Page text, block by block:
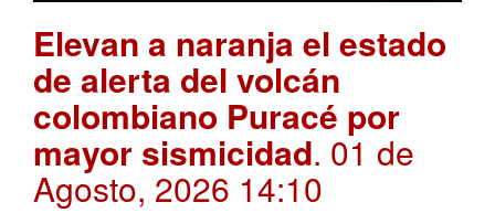
Elevan a naranja el estado
de alerta del volcán
colombiano Puracé por
mayor sismicidad. 01 de
Agosto, 2026 14:10